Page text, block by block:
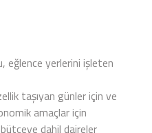
eğlence yerlerini işleten
taşıyan günler için ve
amaçlar için
dahil daireler